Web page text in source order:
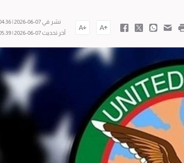
نشر في 07-06-2026 | 04:36
آخر تحديث 07-06-2026 | 05:39